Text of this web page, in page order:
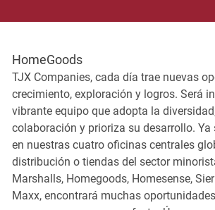
HomeGoods
TJX Companies, cada día trae nuevas
crecimiento, exploración y logros. Será
vibrante equipo que adopta la
colaboración y prioriza su desarrollo. Ya
en nuestras cuatro oficinas centrales
distribución o tiendas del sector
Marshalls, Homegoods, Homesense,
Maxx, encontrará muchas